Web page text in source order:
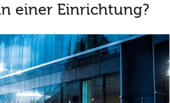
einer Einrichtung?